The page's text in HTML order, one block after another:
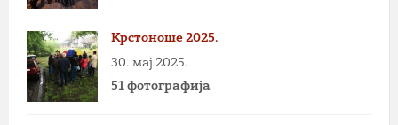
Крстоноше 2025.
30. мај 2025.
51 фотографија